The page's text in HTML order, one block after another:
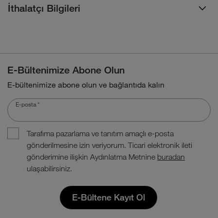
İthalatçı Bilgileri
E-Bültenimize Abone Olun
E-bültenimize abone olun ve bağlantıda kalın
E-posta *
Tarafıma pazarlama ve tanıtım amaçlı e-posta
gönderilmesine izin veriyorum. Ticari elektronik ileti
gönderimine ilişkin Aydınlatma Metnine buradan
ulaşabilirsiniz.
E-Bültene Kayıt Ol